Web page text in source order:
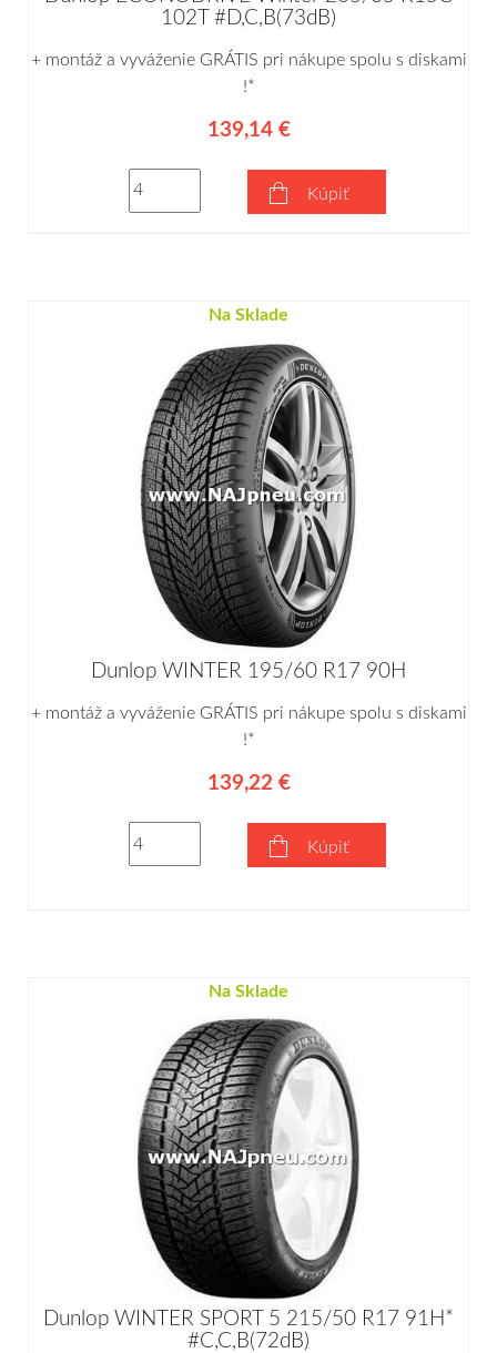
102T #D,C,B(73dB)
+ montáž a vyváženie GRÁTIS pri nákupe spolu s diskami
!*
139,14 €
Kúpiť
Na Sklade
Dunlop WINTER 195/60 R17 90H
+ montáž a vyváženie GRÁTIS pri nákupe spolu s diskami
!*
139,22 €
Kúpiť
Na Sklade
Dunlop WINTER SPORT 5 215/50 R17 91H*
#C,C,B(72dB)